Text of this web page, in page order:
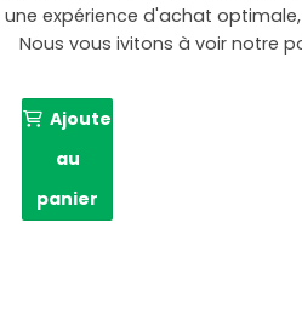
une expérience d'achat
Nous vous ivitons à voir notre
Ajouter
au
panier